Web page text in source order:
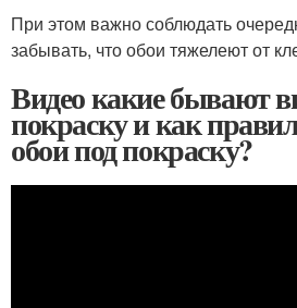
При этом важно соблюдать
забывать, что обои тяжелеют от
Видео какие бывают
покраску и как
обои под покраску?